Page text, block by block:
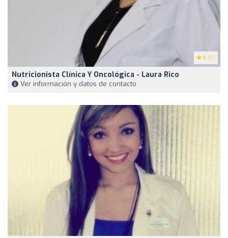
5 (5)
Nutricionista Clínica Y Oncológica - Laura Rico
Ver información y datos de contacto